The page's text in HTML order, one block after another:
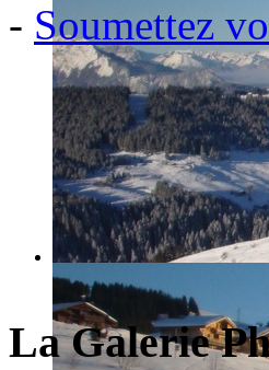
- Soumettez
La Galerie